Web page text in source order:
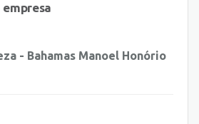
empresa
- Bahamas Manoel Honório